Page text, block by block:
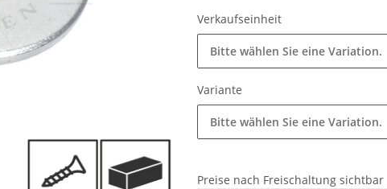
Verkaufseinheit
Bitte wählen Sie eine Variation.
Variante
Bitte wählen Sie eine Variation.
Preise nach Freischaltung sichtbar